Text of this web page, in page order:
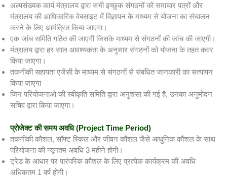
अल्पसंख्यक कार्य मंत्रालय द्वारा सभी इच्छुक संगठनों को समाचार पत्रों और
मंत्रालय की आधिकारिक वेबसाइट में विज्ञापन के माध्यम से योजना का संचालन
करने के लिए आमंत्रित किया जाएगा।
एक जांच समिति गठित की जाएगी जिसके माध्यम से संगठनों की जांच की जाएगी।
मंत्रालय द्वारा हर साल आवश्यकता के अनुसार संगठनों को योजना के तहत कवर
किया जाएगा।
तकनीकी सहायता एजेंसी के माध्यम से संगठनों से संबंधित जानकारी का सत्यापन
किया जाएगा
जिन परियोजनाओं की स्वीकृति समिति द्वारा अनुशंसा की गई है, उनका अनुमोदन
सचिव द्वारा किया जाएगा।
प्रोजेक्ट की समय अवधि(Project Time Period)
तकनीकी कौशल, सॉफ्ट स्किल और जीवन कौशल जैसे आधुनिक कौशल के साथ
परियोजना की न्यूनतम अवधि 3 महीने होगी।
ट्रेड के आधार पर पारंपरिक कौशल के लिए प्रत्येक कार्यक्रम की अवधि
अधिकतम 1 वर्ष होगी।